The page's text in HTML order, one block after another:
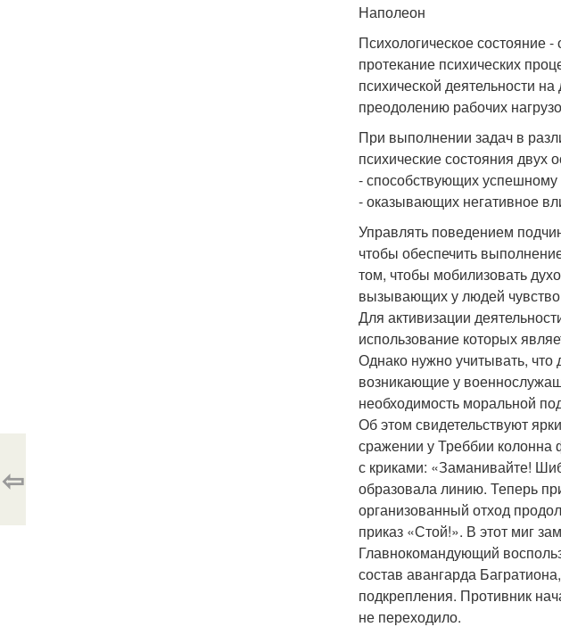
Наполеон
Психологическое состояние
протекание психических
психической деятельности
преодолению рабочих
При выполнении задач в
психические состояния двух
- способствующих
- оказывающих негативное
Управлять поведением
чтобы обеспечить
том, чтобы мобилизовать
вызывающих у людей чувство
Для активизации
использование которых
Однако нужно учитывать,
возникающие у
необходимость моральной
Об этом свидетельствуют
сражении у Треббии колонна
с криками: «Заманивайте!
образовала линию. Теперь
организованный отход
приказ «Стой!». В этот миг
Главнокомандующий
состав авангарда
подкрепления. Противник
не переходило.
⇦